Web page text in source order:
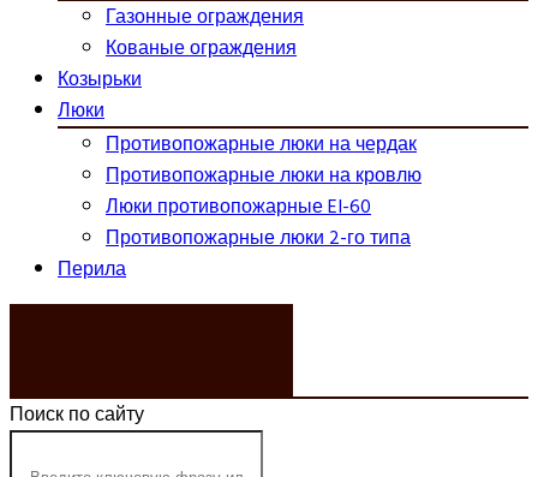
Газонные ограждения
Кованые ограждения
Козырьки
Люки
Противопожарные люки на чердак
Противопожарные люки на кровлю
Люки противопожарные EI-60
Противопожарные люки 2-го типа
Перила
Поиск по сайту